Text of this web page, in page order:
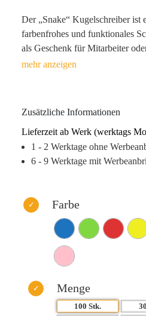
Der „Snake“ Kugelschreiber ist
farbenfrohes und funktionales
als Geschenk für Mitarbeiter
Hergestellt aus robustem ABS-
ein zuverlässiger Begleiter für
Zusätzliche Informationen
Lieferzeit ab Werk (werktags
1 - 2 Werktage ohne
6 - 9 Werktage mit
Farbe
Menge
100 Stk.